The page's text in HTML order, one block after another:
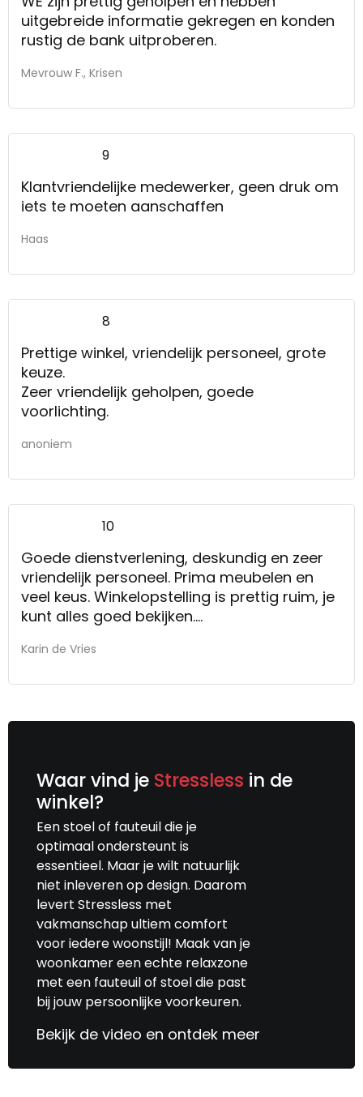
uitgebreide informatie gekregen en konden
rustig de bank uitproberen.
Mevrouw F., Krisen
9
Klantvriendelijke medewerker, geen druk om
iets te moeten aanschaffen
Haas
8
Prettige winkel, vriendelijk personeel, grote
keuze.
Zeer vriendelijk geholpen, goede
voorlichting.
anoniem
10
Goede dienstverlening, deskundig en zeer
vriendelijk personeel. Prima meubelen en
veel keus. Winkelopstelling is prettig ruim, je
kunt alles goed bekijken.
aflevering waarbij alles werd opgeruimd en
Karin de Vries
Waar vind je Stressless in de
winkel?
Een stoel of fauteuil die je
optimaal ondersteunt is
essentieel. Maar je wilt natuurlijk
niet inleveren op design. Daarom
levert Stressless met
vakmanschap ultiem comfort
voor iedere woonstijl! Maak van je
woonkamer een echte relaxzone
met een fauteuil of stoel die past
bij jouw persoonlijke voorkeuren.
Bekijk de video en ontdek meer